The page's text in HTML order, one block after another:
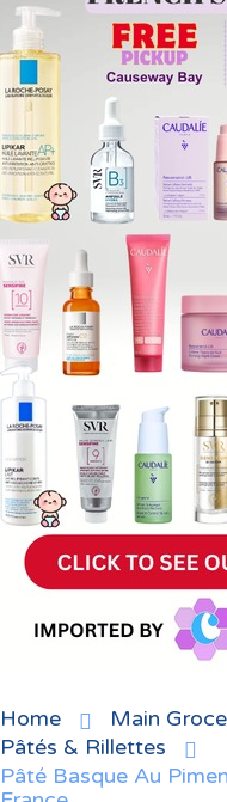
Home Main
Pâtés & Rillettes
Pâté Basque Au